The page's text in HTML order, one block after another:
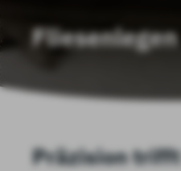
Fliesenlegen
Präzision